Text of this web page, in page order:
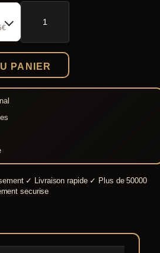
quantité
Brassards
acier
PANIER
✓ Livraison rapide ✓ Plus de 50000
securise